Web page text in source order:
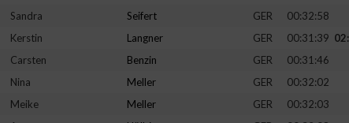
Sandra Seifert GER
00:32:58
Kerstin Langner GER 00:31:39
Carsten Benzin GER
00:31:46
Nina Meller GER
00:32:02
Meike Meller GER
00:32:03